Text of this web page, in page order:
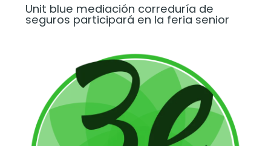
Unit blue mediación correduría de
seguros participará en la feria senior